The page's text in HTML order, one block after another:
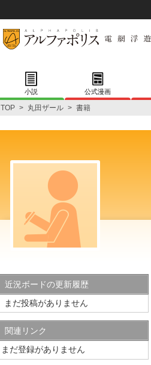
小説 公式漫画
TOP > 丸田ザール > 書籍
近況ボードの更新履歴
まだ投稿がありません
関連リンク
まだ登録がありません